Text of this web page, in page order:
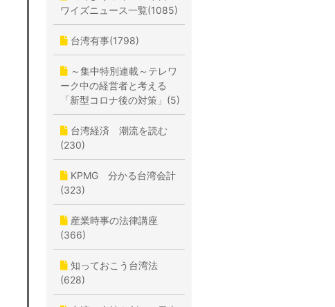
ワイズニュース一覧(1085)
台湾有事(1798)
～集中特別連載～テレワ
ーク中の経営者と考える
「新型コロナ後の対策」(5)
台湾経済 潮流を読む
(230)
KPMG 分かる台湾会計
(323)
産業時事の法律講座
(366)
知っておこう台湾法
(628)